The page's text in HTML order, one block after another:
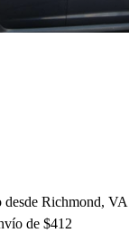
Richmond, VA
de $412